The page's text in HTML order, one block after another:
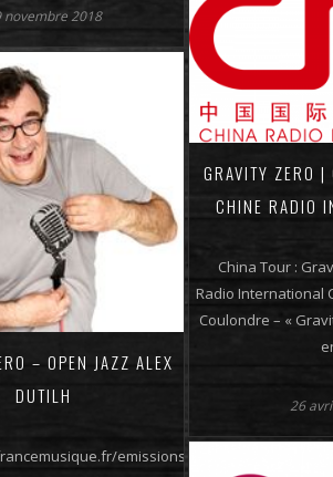
novembre 2018
GRAVITY ZERO |
CHINE RADIO
China Tour :
Radio International
Coulondre – «
26
– OPEN JAZZ ALEX
DUTILH
emissions/open-